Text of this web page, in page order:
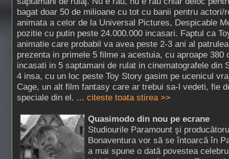
bagat doar 50 de milioane cu tot cu banii pentru actori/
animata a celor de la Universal Pictures, Despicable
pozitie cu putin peste 24.000.000 incasari. Faptul ca
animatie care probabil va avea peste 2-3 ani al
prezenta in primele 5 filme a acestuia, cu aproape 380
incasati in 5 saptamani de rulat in cinematografele din
4 insa, cu un loc peste Toy Story gasim pe ucenicul
Cage, un alt film fantasy care ar trebui sa-l vedeti, fie
speciale din el. ... citeste toata stirea >>
Quasimodo din nou pe ecrane
Studiourile Paramount şi
Bonaventura vor să se întoarcă în
a mai spune o dată povestea